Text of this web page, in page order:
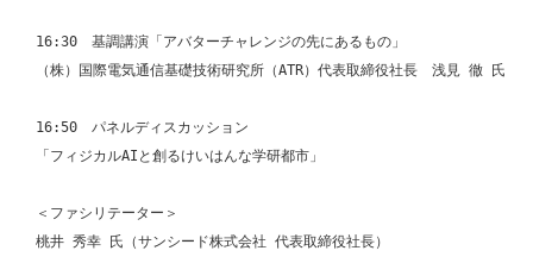
16:30　基調講演「アバターチャレンジの先にあるもの」
（株）国際電気通信基礎技術研究所（ATR）代表取締役社長　浅見 徹 氏
16:50　パネルディスカッション
「フィジカルAIと創るけいはんな学研都市」
＜ファシリテーター＞
桃井 秀幸 氏（サンシード株式会社 代表取締役社長）